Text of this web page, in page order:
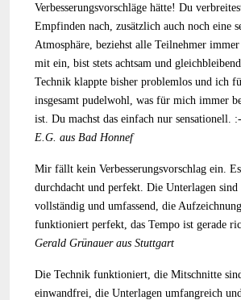
Verbesserungsvorschläge hätte! Du
Empfinden nach, zusätzlich auch noch eine
Atmosphäre, beziehst alle Teilnehmer
mit ein, bist stets achtsam und
Technik klappte bisher problemlos und ich
insgesamt pudelwohl, was für mich immer
ist. Du machst das einfach nur sensationell.
E.G. aus Bad Honnef
Mir fällt kein Verbesserungsvorschlag ein.
durchdacht und perfekt. Die Unterlagen sind
vollständig und umfassend, die
funktioniert perfekt, das Tempo ist gerade
Gerald Grünauer aus Stuttgart
Die Technik funktioniert, die Mitschnitte
einwandfrei, die Unterlagen umfangreich